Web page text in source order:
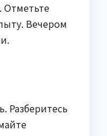
Отметьте
Вечером
Разберитесь